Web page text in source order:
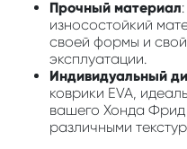
Прочный материал
износостойкий
своей формы и
эксплуатации.
Индивидуальный
коврики EVA,
вашего Хонда
различными